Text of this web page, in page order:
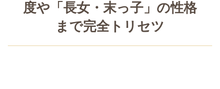
度や「長女・末っ子」の性格
まで完全トリセツ